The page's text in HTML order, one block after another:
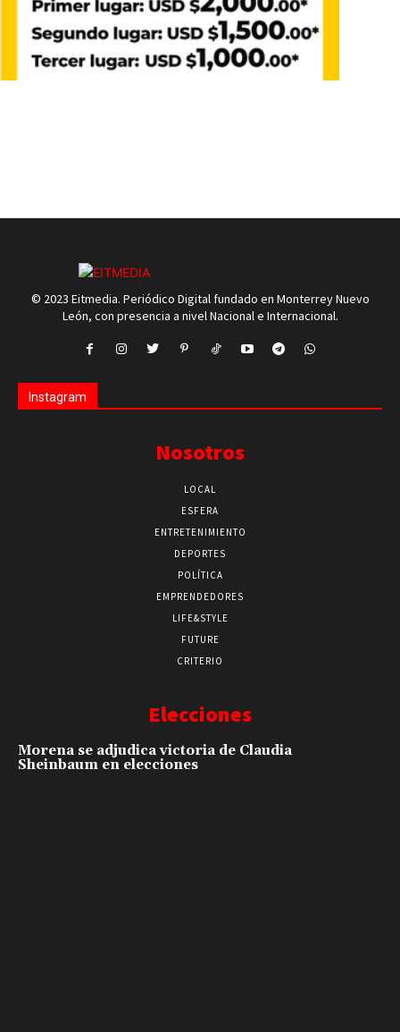
© 2023 Eitmedia. Periódico Digital fundado en Monterrey Nuevo
León, con presencia a nivel Nacional e Internacional.
Instagram
Nosotros
LOCAL
ESFERA
ENTRETENIMIENTO
DEPORTES
POLÍTICA
EMPRENDEDORES
LIFE&STYLE
FUTURE
CRITERIO
Elecciones
Morena se adjudica victoria de Claudia
Sheinbaum en elecciones